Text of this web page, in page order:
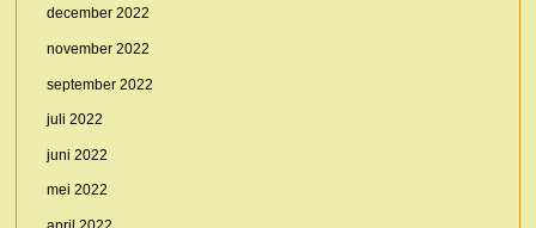
december 2022
november 2022
september 2022
juli 2022
juni 2022
mei 2022